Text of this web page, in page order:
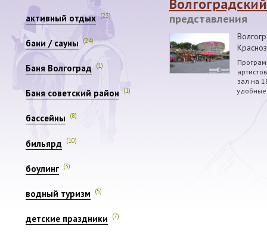
активный отдых (23)
бани / сауны (24)
Баня Волгоград (1)
Баня советский район (1)
бассейны (8)
бильярд (10)
боулинг (3)
водный туризм (5)
детские праздники (7)
представления
зал на